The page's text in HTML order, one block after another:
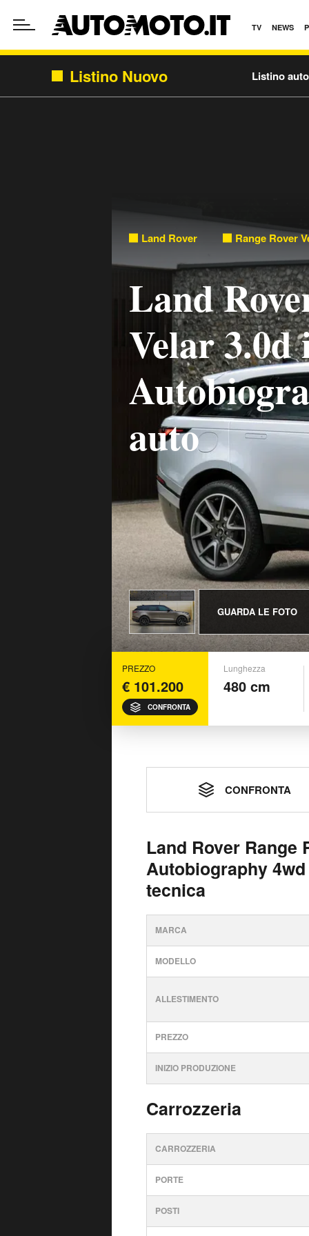
TV NEWS
Listino Nuovo Listino
Land Rover Range Rover
Land
Velar 3.0d
auto
GUARDA LE FOTO
PREZZO
€ 101.200
CONFRONTA
Lunghezza
480 cm
CONFRONTA
Land Rover Range
Autobiography
tecnica
MARCA
MODELLO
ALLESTIMENTO
PREZZO
INIZIO PRODUZIONE
Carrozzeria
CARROZZERIA
PORTE
POSTI